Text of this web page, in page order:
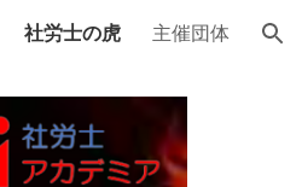
社労士の虎 主催団体